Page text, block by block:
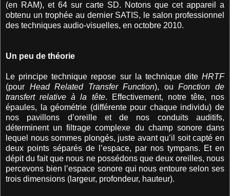
(en RAM), et 64 sur carte SD. Notons que cet appareil a
obtenu un trophée au dernier SATIS, le salon professionnel
des techniques audio-visuelles, en octobre 2010.
Un peu de théorie
Le principe technique repose sur la technique dite HRTF
(pour Head Related Transfer Function), ouFonction de
transfert relative à la tête. Effectivement, notre tête, nos
épaules, la géométrie (différente pour chaque individu) de
nos pavillons d’oreille et de nos conduits auditifs,
déterminent un filtrage complexe du champ sonore dans
lequel nous sommes plongés, juste avant qu’il soit capté en
deux points séparés de l’espace, par nos tympans. Et en
dépit du fait que nous ne possédons que deux oreilles, nous
percevons bien l’espace sonore qui nous entoure selon ses
trois dimensions (largeur, profondeur, hauteur).